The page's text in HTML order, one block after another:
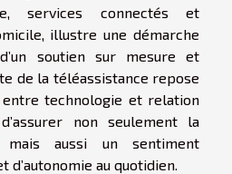
services connectés et
illustre une démarche
soutien sur mesure et
de la téléassistance repose
technologie et relation
non seulement la
mais aussi un sentiment
d’autonomie au quotidien.